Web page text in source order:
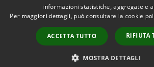
Accessibilità
Copyright ©
Ascoli
informazioni statistiche, aggregate e
Per maggiori dettagli, può consultare la cookie
ACCETTA TUTTO RIFIUTA
MOSTRA DETTAGLI